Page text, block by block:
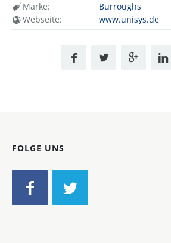
Marke:
Burroughs
Webseite:
www.unisys.de
FOLGE UNS